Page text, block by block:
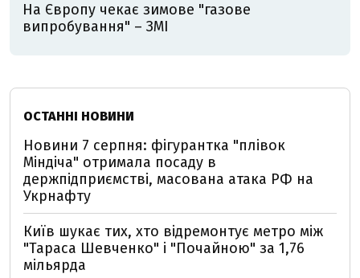
На Європу чекає зимове "газове
випробування" – ЗМІ
ОСТАННІ НОВИНИ
Новини 7 серпня: фігурантка "плівок
Міндіча" отримала посаду в
держпідприємстві, масована атака РФ на
Укрнафту
Київ шукає тих, хто відремонтує метро між
"Тараса Шевченко" і "Почайною" за 1,76
мільярда